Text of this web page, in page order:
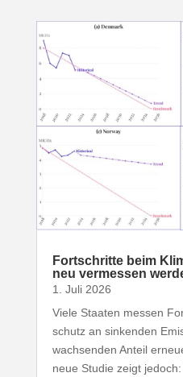
Fort­schritte beim
neu vermessen
1. Juli 2026
Viele Staaten messen
schutz an sinkenden
wach­senden Anteil
neue Studie zeigt